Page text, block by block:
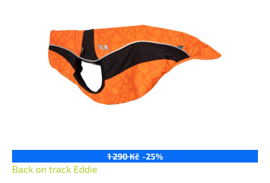
1 290 Kč -25%
Back on track Eddie